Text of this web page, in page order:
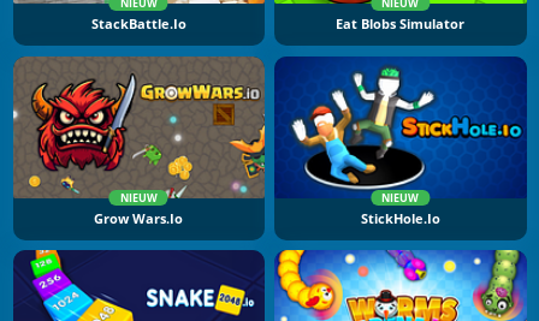
NIEUW
StackBattle.io
NIEUW
Eat Blobs Simulator
NIEUW
Grow Wars.io
NIEUW
StickHole.io